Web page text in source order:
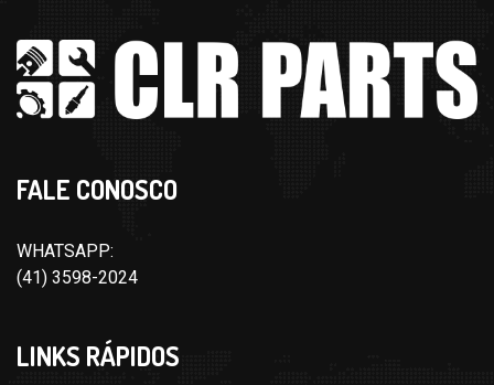
FALE CONOSCO
WHATSAPP:
(41) 3598-2024
LINKS RÁPIDOS